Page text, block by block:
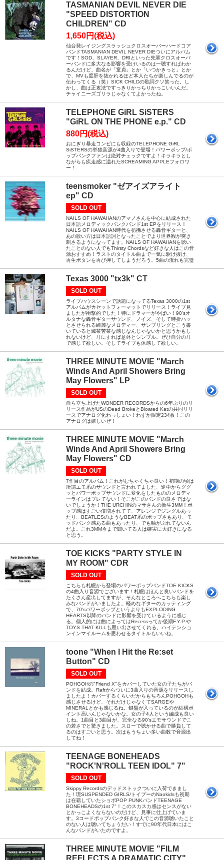
TASMANIAN DEVIL NEVER DIE
"SPEED DISTORTION
CHILDREN" CD
1,650円(税込)
仙台発レイジングスラッシュクロスオーバーハードコア
バンドTASMANIAN DEVIL NEVER DIEついにアルバム
です！SOD、SLAYER、DRIといった先輩クロスオーバ
ーバンドに多大なる影響を受けいるのは一聴すればわか
るんだけど、曲名が「童貞」とか「いつかきっと」とか
で、MVも度肝を抜かれるほど本人たちが楽しんでるのが
伝わってくる（笑）SICK CHILDの歌詞クソ笑った。し
かし、曲は正攻法ですっきりかっちりかっこいいんだ。
チャイニーズゴリラじゃなくてよかったね。
TELEPHONE GiRL SiSTERS
"GiRL ON THE PHONE e.p." CD
880円(税込)
おにぎり暴走コンピにも収録のTELEPHONE GiRL
SiSTERSの単独音源が4曲入りで登場！パワーポップ/ポ
ップパンクファンは絶対チェックですよ！キラキラとし
ながらも疾走感に溢れたSCREAMING APPLEフォロワ
ー！
teensmoker "ゼアイズアライト
ep" CD
SOLD OUT
NAILS OF HAWAIIANのアマノさんを中心に結成された
日本語メロディックパンクバンド1st EPをリリース！
NAILS OF HAWAIIAN時代を彷彿させる轟音ギターと、
あの歌い方は日本語詞となったことでより世界観が突き
刺さるようになってます。NAILS OF HAWAIIANを聴い
たことのない人でもThirsty Chordsなど好きな人はこの音
源おすすめ！ラストのタイトル曲まで一気に駆け抜け、
再生ボタンを再び押してしまうだろう。5曲の流れも完璧
Texas 3000 "tx3k" CT
SOLD OUT
ライブハウスシーンで話題になってるTexas 3000の1st
アルバムがカセットフォーマットでリリース！ライブ見
ましたが衝撃的でした！特にドラマーがやばい！90'sオ
ルタナな轟音ギターサウンド、ノイズ、そして時折ハッ
とさせられる綺麗なメロディー、サンプリングとこう書
いていると滅茶苦茶な感じなんじゃないかと思うかもし
れないけど、耳にすれば意外とシンプル。ぜひ自分の耳
で感じて欲しい。そしてライブも体感して欲しい。
THREE MINUTE MOVIE "March
Winds And April Showers Bring
May Flowers" LP
SOLD OUT
自ら立ち上げたWONDER RECORDSからの6年ぶりのリ
リース作品がUSのDead BrokeとBloated Katの共同リリ
ースでアナログ化わっしょい！わずか限定234枚！この
アナログは嬉しいぜ！
THREE MINUTE MOVIE "March
Winds And April Showers Bring
May Flowers" CD
SOLD OUT
7作目のアルバム！これがむちゃくちゃ良い！初期の頃は
所謂エモ系のサウンドと言われてました、途中からググ
ッとパワーポップサウンドに変化をしたもののメロディ
ーラインはブレてない！そこがこのバンドの良さではな
いでしょうか！THE URCHINのマサさんの新生3MM！ポ
ップ感はすごい倍増されてて、アレンジでジングルあっ
たり、BEATLESのようなBEAT系のポップさもあり、モ
ッドパンク感ある曲もあったり、でも軸がぶれてないん
だよ。これ3MM今まで聞いてる人は確実に大好きになる
と思う。
TOE KICKS "PARTY STYLE IN
MY ROOM" CDR
SOLD OUT
こちらも札幌から登場のパワーポップバンドTOE KICKS
の4曲入り音源でございます！札幌はほんと良いバンドを
たくさん産出してますが、そんなところへこちらも楽し
みなバンドがいましたよ。軽めなギターのカッティング
で、70'sパワーポップというよりもEXPLODING
HEARTS以降のバンドに影響を受けているように感じ
る。個人的には曲によってはRecessってか後期F.Y.P.や
TOYS THAT KILLも思い出させてくれる。ハイテンショ
ンインマイルームを思わせるタイトルもいいね。
toone "When I Hit the Re:set
Button" CD
SOLD OUT
POHGOHの"Friend X"をカバーしていた女の子たちがバ
ンドを結成。Raftからついに3曲入りの音源をリリースし
ましたよ！カバーするくらいだからもちろんPOHGOHも
感じさせるけど、それだけじゃなくてSARGEや
MINERALとかも感じるね。鍵盤が入っているのが結構ポ
イント高いんじゃないかな。女の子4人という編成も良い
しね。1曲目と3曲目が、完全なる90'sエモサウンドでこ
の若さでと驚きました。スローで聴かせる曲で勝負して
るのはすごいと思う。次はもうちょい多い曲数で音源出
してね！
TEENAGE BONEHEADS
"ROCK'N'ROLL TEEN IDOL" 7"
SOLD OUT
Skippy Recordsのデッドストックついに入荷できまし
た！現SUSPENDED GIRLS/トイプーのNaokidsも初期
は在籍していたショボPOP PUNKバンドTEENAGE
BONEHEADSの1st 7"！このスカスカ感はセンスがない
とかっこよくならないのだけど、見事に仕上げていま
す。3コードポップパンク好きな人でこの音源聴いたこと
のない人は聴いてちょうだい！すでに90年代日本にはこ
んなバンドがいたのですよ。
THREE MINUTE MOVIE "FILM